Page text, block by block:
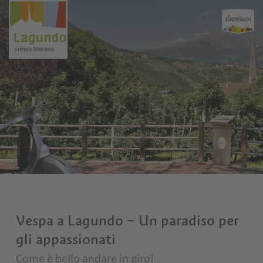
Vespa a Lagundo – Un paradiso per
gli appassionati
Come è bello andare in giro!